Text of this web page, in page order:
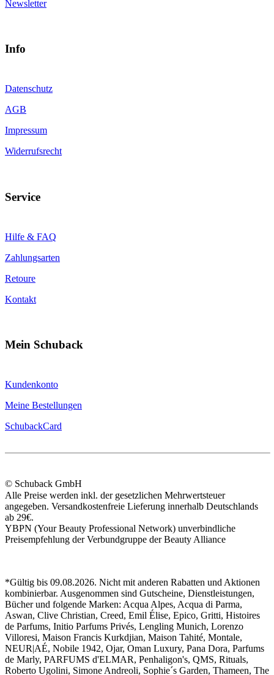
Newsletter
Info
Datenschutz
AGB
Impressum
Widerrufsrecht
Service
Hilfe & FAQ
Zahlungsarten
Retoure
Kontakt
Mein Schuback
Kundenkonto
Meine Bestellungen
SchubackCard
© Schuback GmbH
Alle Preise werden inkl. der gesetzlichen Mehrwertsteuer
angegeben. Versandkostenfreie Lieferung innerhalb Deutschlands
ab 29€.
YBPN (Your Beauty Professional Network) unverbindliche
Preisempfehlung der Verbundgruppe der Beauty Alliance
*Gültig bis 09.08.2026. Nicht mit anderen Rabatten und Aktionen
kombinierbar. Ausgenommen sind Gutscheine, Dienstleistungen,
Bücher und folgende Marken: Acqua Alpes, Acqua di Parma,
Aswan, Clive Christian, Creed, Emil Élise, Epico, Gritti, Histoires
de Parfums, Initio Parfums Privés, Lengling Munich, Lorenzo
Villoresi, Maison Francis Kurkdjian, Maison Tahité, Montale,
NEUR|AÉ, Nobile 1942, Ojar, Oman Luxury, Pana Dora, Parfums
de Marly, PARFUMS d'ELMAR, Penhaligon's, QMS, Rituals,
Roberto Ugolini, Simone Andreoli, Sophie´s Garden, Thameen, The